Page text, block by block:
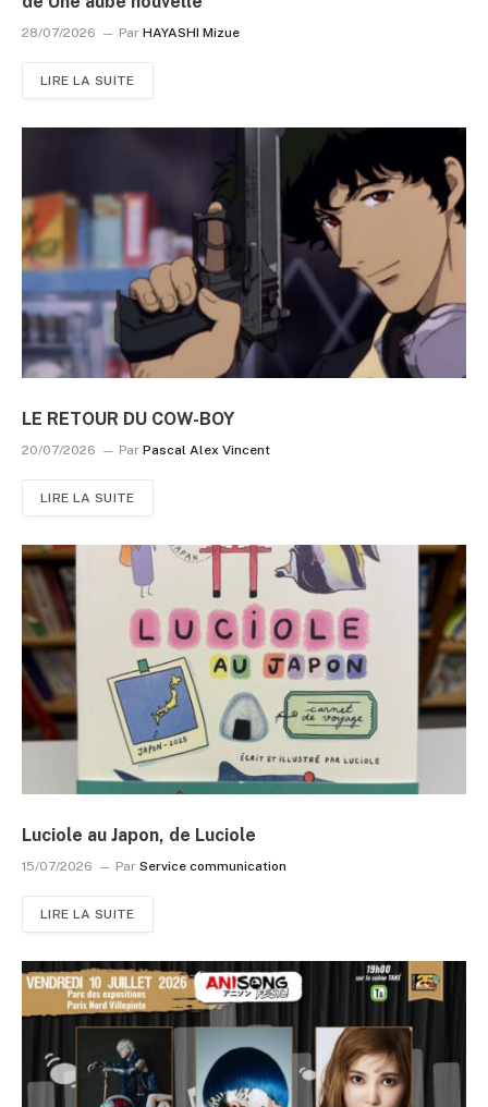
28/07/2026 Par HAYASHI Mizue
LIRE LA SUITE
LE RETOUR DU COW-BOY
20/07/2026 Par Pascal Alex Vincent
LIRE LA SUITE
Luciole au Japon, de Luciole
15/07/2026 Par Service communication
LIRE LA SUITE